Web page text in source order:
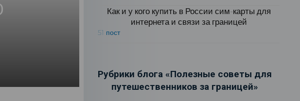
Как и у кого купить в России сим-карты для
интернета и связи за границей
51 пост
Рубрики блога «Полезные советы для
путешественников за границей»